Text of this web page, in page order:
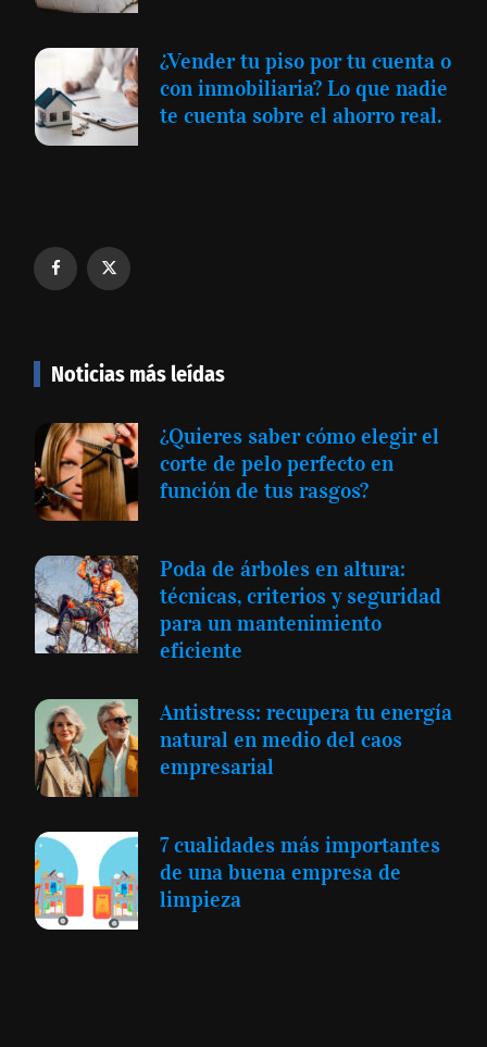
¿Vender tu piso por tu cuenta o
con inmobiliaria? Lo que nadie
te cuenta sobre el ahorro real.
Noticias más leídas
¿Quieres saber cómo elegir el
corte de pelo perfecto en
función de tus rasgos?
Poda de árboles en altura:
técnicas, criterios y seguridad
para un mantenimiento
eficiente
Antistress: recupera tu energía
natural en medio del caos
empresarial
7 cualidades más importantes
de una buena empresa de
limpieza